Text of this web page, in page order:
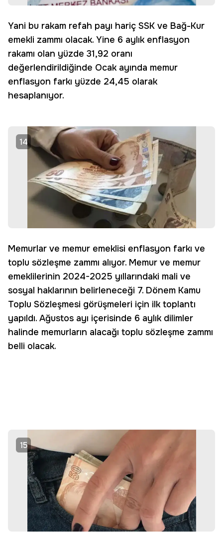
Yani bu rakam refah payı hariç SSK ve Bağ-Kur
emekli zammı olacak. Yine 6 aylık enflasyon
rakamı olan yüzde 31,92 oranı
değerlendirildiğinde Ocak ayında memur
enflasyon farkı yüzde 24,45 olarak
hesaplanıyor.
14
Memurlar ve memur emeklisi enflasyon farkı ve
toplu sözleşme zammı alıyor. Memur ve memur
emeklilerinin 2024-2025 yıllarındaki mali ve
sosyal haklarının belirleneceği 7. Dönem Kamu
Toplu Sözleşmesi görüşmeleri için ilk toplantı
yapıldı. Ağustos ayı içerisinde 6 aylık dilimler
halinde memurların alacağı toplu sözleşme zammı
belli olacak.
15